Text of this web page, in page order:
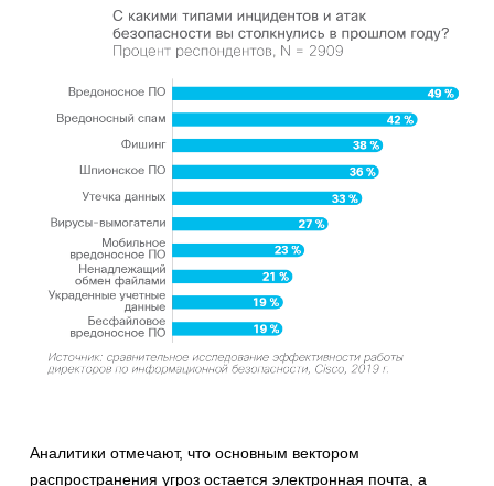
Аналитики отмечают, что основным вектором
распространения угроз остается электронная почта, а